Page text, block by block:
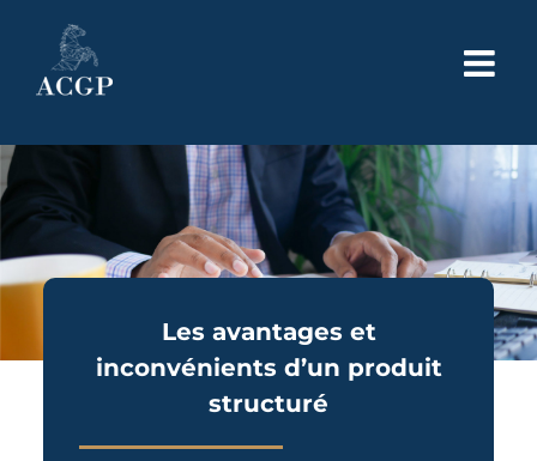
contenu
Les avantages et
inconvénients d’un produit
structuré